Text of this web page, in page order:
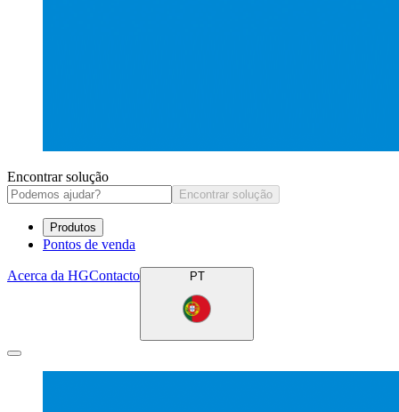
Encontrar solução
Encontrar solução
Produtos
Pontos de venda
Acerca da HGContacto PT